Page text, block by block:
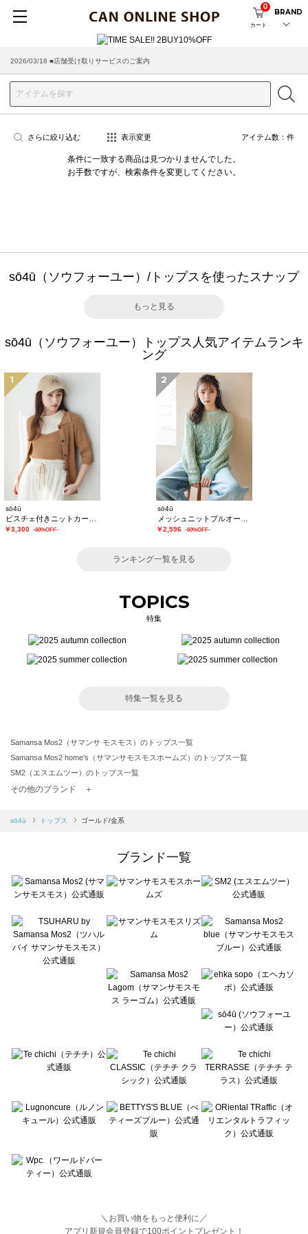
カート
0
BRAND
2026/03/18 ■店舗受け取りサービスのご案内
さらに絞り込む 表示変更 アイテム数： 件
条件に一致する商品は見つかりませんでした。
お手数ですが、検索条件を変更してください。
sō4ū（ソウフォーユー）/トップスを使ったスナップ
もっと見る
sō4ū（ソウフォーユー）トップス人気アイテムランキ
ング
1
sō4ū
￥3,300 -60%OFF-
2
sō4ū
￥2,596 -60%OFF-
ランキング一覧を見る
TOPICS
特集
特集一覧を見る
Samansa Mos2（サマンサ モスモス）のトップス一覧
Samansa Mos2 home's（サマンサモスモスホームズ）のトップス一覧
SM2（エスエムツー）のトップス一覧
TSUHARU by Samansa Mos2（ツハルバイサマンサモスモス）のトップス一覧
Samansa Mos2 blue（サマンサモスモス ブルー）のトップス一覧
sō4ū（ソウフォーユー）のトップス一覧
Te chichi（テチチ）のトップス一覧
Te chichi CLASSIC（テチチ クラシック）のトップス一覧
Lugnoncure（ルノンキュール）のトップス一覧
BETTY'S BLUE（べティーズブルー）のトップス一覧
Wpc.（ワールドパーティー）のトップス一覧
その他のブランド ＋
sō4ū トップス ゴールド/金系
ブランド一覧
＼お買い物をもっと便利に／
アプリ新規会員登録で100ポイントプレゼント！